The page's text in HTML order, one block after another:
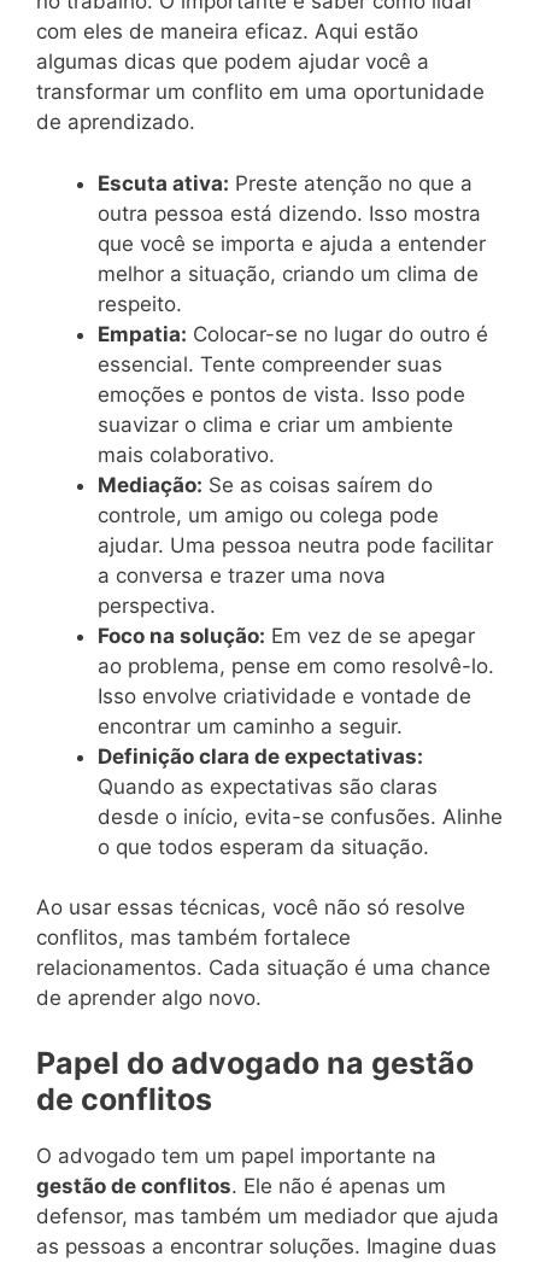
com eles de maneira eficaz. Aqui estão
algumas dicas que podem ajudar você a
transformar um conflito em uma oportunidade
de aprendizado.
Escuta ativa: Preste atenção no que a
outra pessoa está dizendo. Isso mostra
que você se importa e ajuda a entender
melhor a situação, criando um clima de
respeito.
Empatia: Colocar-se no lugar do outro é
essencial. Tente compreender suas
emoções e pontos de vista. Isso pode
suavizar o clima e criar um ambiente
mais colaborativo.
Mediação: Se as coisas saírem do
controle, um amigo ou colega pode
ajudar. Uma pessoa neutra pode facilitar
a conversa e trazer uma nova
perspectiva.
Foco na solução: Em vez de se apegar
ao problema, pense em como resolvê-lo.
Isso envolve criatividade e vontade de
encontrar um caminho a seguir.
Definição clara de expectativas:
Quando as expectativas são claras
desde o início, evita-se confusões. Alinhe
o que todos esperam da situação.
Ao usar essas técnicas, você não só resolve
conflitos, mas também fortalece
relacionamentos. Cada situação é uma chance
de aprender algo novo.
Papel do advogado na gestão
de conflitos
O advogado tem um papel importante na
gestão de conflitos. Ele não é apenas um
defensor, mas também um mediador que ajuda
as pessoas a encontrar soluções. Imagine duas